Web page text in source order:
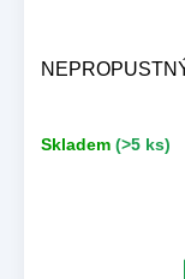
Skladem (>5 ks)